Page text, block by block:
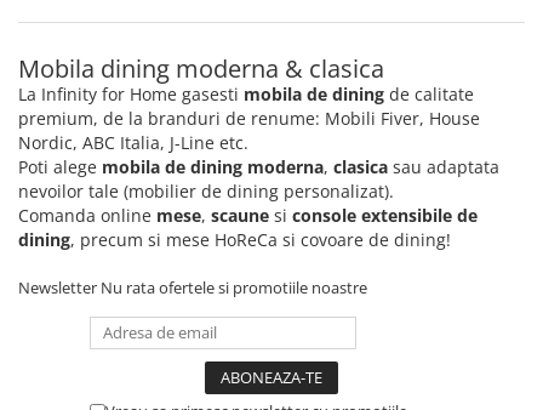
Mobila dining moderna & clasica
La Infinity for Home gasesti mobila de dining de calitate
premium, de la branduri de renume: Mobili Fiver, House
Nordic, ABC Italia, J-Line etc.
Poti alege mobila de dining moderna, clasica sau adaptata
nevoilor tale (mobilier de dining personalizat).
Comanda online mese, scaune si console extensibile de
dining, precum si mese HoReCa si covoare de dining!
Newsletter Nu rata ofertele si promotiile noastre